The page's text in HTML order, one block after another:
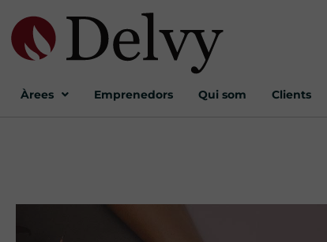
Àrees Emprenedors Qui som Clients